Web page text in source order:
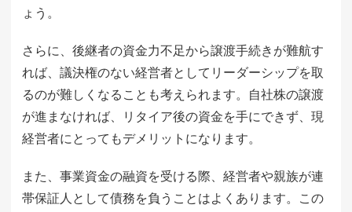
ょう。
さらに、後継者の資金力不足から譲渡手続きが難航す
れば、議決権のない経営者としてリーダーシップを取
るのが難しくなることも考えられます。自社株の譲渡
が進まなければ、リタイア後の資金を手にできず、現
経営者にとってもデメリットになります。
また、事業資金の融資を受ける際、経営者や親族が連
帯保証人として債務を負うことはよくあります。この